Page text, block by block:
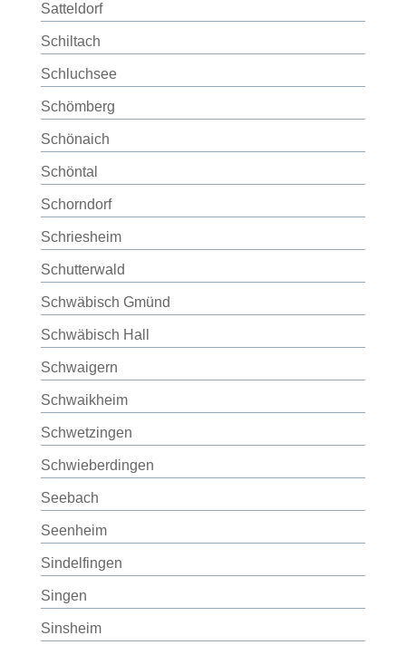
Satteldorf
Schiltach
Schluchsee
Schömberg
Schönaich
Schöntal
Schorndorf
Schriesheim
Schutterwald
Schwäbisch Gmünd
Schwäbisch Hall
Schwaigern
Schwaikheim
Schwetzingen
Schwieberdingen
Seebach
Seenheim
Sindelfingen
Singen
Sinsheim